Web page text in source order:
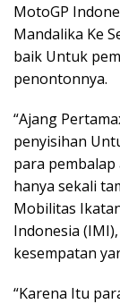
MotoGP
Mandalika Ke
baik Untuk
penontonnya.
“Ajang
penyisihan
para
hanya sekali
Mobilitas
Indonesia
kesempatan
“Karena Itu